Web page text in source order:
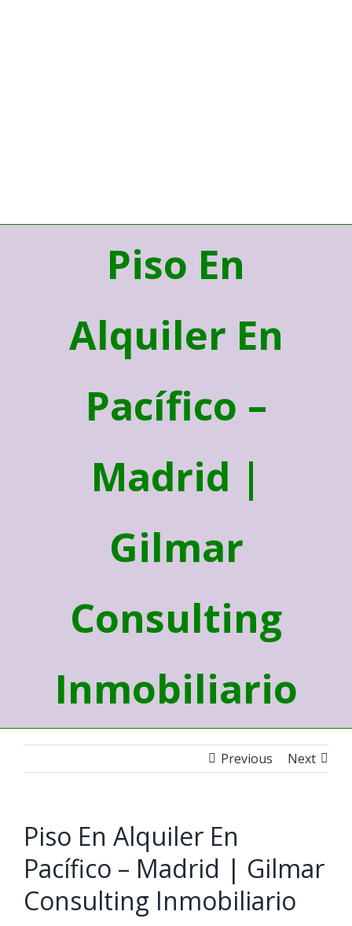
Piso En
Alquiler En
Pacífico –
Madrid |
Gilmar
Consulting
Inmobiliario
Previous Next
Piso En Alquiler En
Pacífico – Madrid | Gilmar
Consulting Inmobiliario